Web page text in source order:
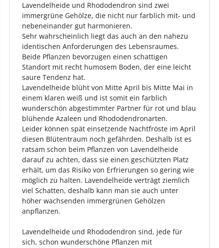
Lavendelheide und Rhododendron sind zwei
immergrüne Gehölze, die nicht nur farblich mit- und
nebeneinander gut harmonieren.
Sehr wahrscheinlich liegt das auch an den nahezu
identischen Anforderungen des Lebensraumes.
Beide Pflanzen bevorzugen einen schattigen
Standort mit recht humosem Boden, der eine leicht
saure Tendenz hat.
Lavendelheide blüht von Mitte April bis Mitte Mai in
einem klaren weiß und ist somit ein farblich
wunderschön abgestimmter Partner für rot und blau
blühende Azaleen und Rhododendronarten.
Leider können spät einsetzende Nachtfröste im April
diesen Blütentraum noch gefährden. Deshalb ist es
ratsam schon beim Pflanzen von Lavendelheide
darauf zu achten, dass sie einen geschützten Platz
erhält, um das Risiko von Erfrierungen so gering wie
möglich zu halten. Lavendelheide verträgt ziemlich
viel Schatten, deshalb kann man sie auch unter
höher wachsenden immergrünen Gehölzen
anpflanzen.
Lavendelheide und Rhododendron sind, jede für
sich, schon wunderschöne Pflanzen mit